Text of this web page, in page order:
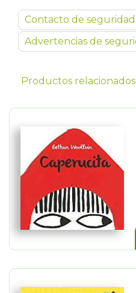
Contacto de seguridad
Advertencias de
Productos relacionados